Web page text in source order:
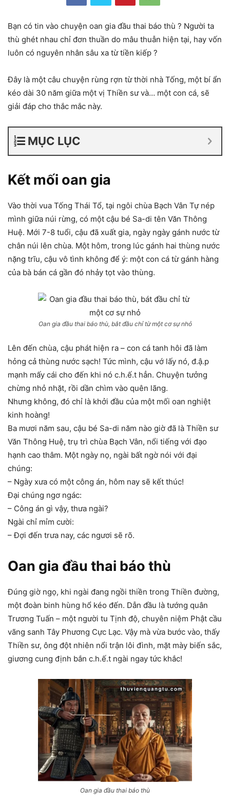
Bạn có tin vào chuyện oan gia đầu thai báo thù ? Người ta
thù ghét nhau chỉ đơn thuần do mâu thuẫn hiện tại, hay vốn
luôn có nguyên nhân sâu xa từ tiền kiếp ?
Đây là một câu chuyện rùng rợn từ thời nhà Tống, một bí ẩn
kéo dài 30 năm giữa một vị Thiền sư và… một con cá, sẽ
giải đáp cho thắc mắc này.
MỤC LỤC
Kết mối oan gia
Vào thời vua Tống Thái Tổ, tại ngôi chùa Bạch Vân Tự nép
mình giữa núi rừng, có một cậu bé Sa-di tên Văn Thông
Huệ. Mới 7-8 tuổi, cậu đã xuất gia, ngày ngày gánh nước từ
chân núi lên chùa. Một hôm, trong lúc gánh hai thùng nước
nặng trĩu, cậu vô tình không để ý: một con cá từ gánh hàng
của bà bán cá gần đó nhảy tọt vào thùng.
Oan gia đầu thai báo thù, bắt đầu chỉ từ một cơ sự nhỏ
Lên đến chùa, cậu phát hiện ra – con cá tanh hôi đã làm
hỏng cả thùng nước sạch! Tức mình, cậu vớ lấy nó, đ.ậ.p
mạnh mấy cái cho đến khi nó c.h.ế.t hẳn. Chuyện tưởng
chừng nhỏ nhặt, rồi dần chìm vào quên lãng.
Nhưng không, đó chỉ là khởi đầu của một mối oan nghiệt
kinh hoàng!
Ba mươi năm sau, cậu bé Sa-di năm nào giờ đã là Thiền sư
Văn Thông Huệ, trụ trì chùa Bạch Vân, nổi tiếng với đạo
hạnh cao thâm. Một ngày nọ, ngài bất ngờ nói với đại
chúng:
– Ngày xưa có một công án, hôm nay sẽ kết thúc!
Đại chúng ngơ ngác:
– Công án gì vậy, thưa ngài?
Ngài chỉ mỉm cười:
– Đợi đến trưa nay, các ngươi sẽ rõ.
Oan gia đầu thai báo thù
Đúng giờ ngọ, khi ngài đang ngồi thiền trong Thiền đường,
một đoàn binh hùng hổ kéo đến. Dẫn đầu là tướng quân
Trương Tuấn – một người tu Tịnh độ, chuyên niệm Phật cầu
vãng sanh Tây Phương Cực Lạc. Vậy mà vừa bước vào, thấy
Thiền sư, ông đột nhiên nổi trận lôi đình, mặt mày biến sắc,
giương cung định bắn c.h.ế.t ngài ngay tức khắc!
Oan gia đầu thai báo thù